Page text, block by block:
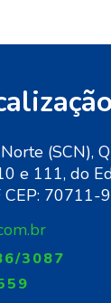
(SCN),
e 111, do
CEP: 70711-
3087